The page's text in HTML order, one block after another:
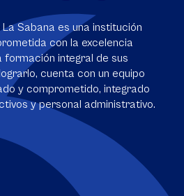
Sabana es una institución
con la excelencia
formación integral de sus
cuenta con un equipo
y comprometido, integrado
y personal administrativo.